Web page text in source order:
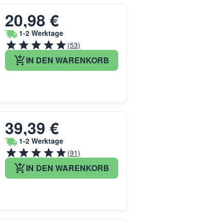
20,98 €
1-2 Werktage
(53)
IN DEN WARENKORB
39,39 €
1-2 Werktage
(91)
IN DEN WARENKORB